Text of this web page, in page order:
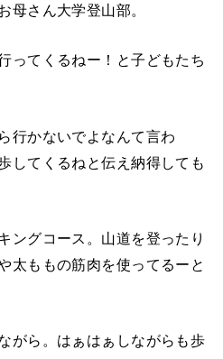
母さん大学登山部。
ってくるねー！と子どもたち
行かないでよなんて言わ
してくるねと伝え納得しても
ングコース。山道を登ったり
太ももの筋肉を使ってるーと
がら。はぁはぁしながらも歩